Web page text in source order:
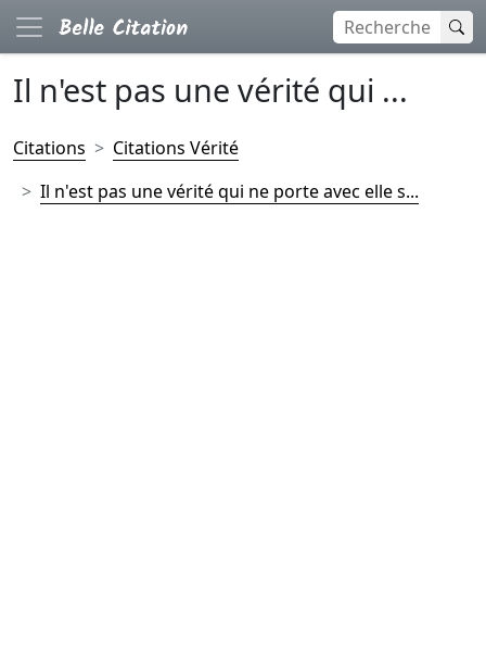
Il n'est pas une vérité qui ...
Citations
Citations Vérité
Il n'est pas une vérité qui ne porte avec elle s...